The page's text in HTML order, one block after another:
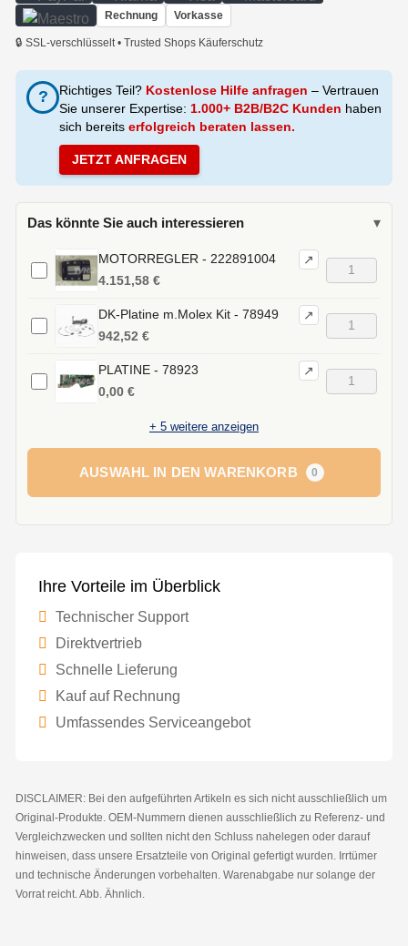
Rechnung Vorkasse
🔒 SSL-verschlüsselt • Trusted Shops Käuferschutz
? Richtiges Teil? Kostenlose Hilfe anfragen – Vertrauen
Sie unserer Expertise: 1.000+ B2B/B2C Kunden haben
sich bereits erfolgreich beraten lassen.
JETZT ANFRAGEN
Das könnte Sie auch interessieren ▾
MOTORREGLER - 222891004 ↗
4.151,58 €
DK-Platine m.Molex Kit - 78949 ↗
942,52 €
PLATINE - 78923 ↗
0,00 €
+ 5 weitere anzeigen
AUSWAHL IN DEN WARENKORB 0
Ihre Vorteile im Überblick
Technischer Support
Direktvertrieb
Schnelle Lieferung
Kauf auf Rechnung
Umfassendes Serviceangebot
DISCLAIMER: Bei den aufgeführten Artikeln es sich nicht ausschließlich um
Original-Produkte. OEM-Nummern dienen ausschließlich zu Referenz- und
Vergleichzwecken und sollten nicht den Schluss nahelegen oder darauf
hinweisen, dass unsere Ersatzteile von Original gefertigt wurden. Irrtümer
und technische Änderungen vorbehalten. Warenabgabe nur solange der
Vorrat reicht. Abb. Ähnlich.